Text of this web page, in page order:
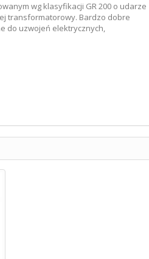
wg klasyfikacji GR 200 o udarze
transformatorowy. Bardzo dobre
do uzwojeń elektrycznych,